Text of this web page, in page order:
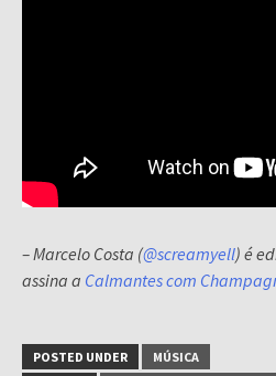
– Marcelo Costa (@screamyell) é
assina a Calmantes com
POSTED UNDER
MÚSICA